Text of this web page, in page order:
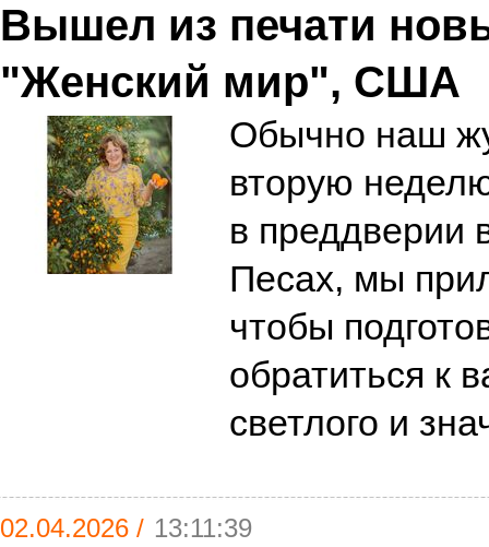
Вышел из печати
"Женский мир", США
Обычно наш
вторую
в преддверии
Песах, мы
чтобы
обратиться к
светлого и
02.04.2026 / 13:11:39